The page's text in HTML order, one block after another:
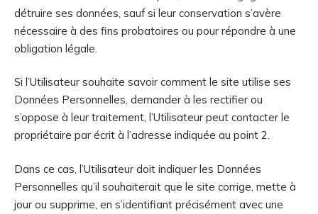
détruire ses données, sauf si leur conservation s’avère
nécessaire à des fins probatoires ou pour répondre à une
obligation légale.
Si l’Utilisateur souhaite savoir comment le site utilise ses
Données Personnelles, demander à les rectifier ou
s’oppose à leur traitement, l’Utilisateur peut contacter le
propriétaire par écrit à l’adresse indiquée au point 2.
Dans ce cas, l’Utilisateur doit indiquer les Données
Personnelles qu’il souhaiterait que le site corrige, mette à
jour ou supprime, en s’identifiant précisément avec une